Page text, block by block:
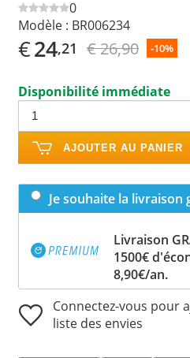
0
Modèle : BR006234
€24,21 € 26,90 -10%
Disponibilité immédiate
AJOUTER AU PANIER
Je souhaite la
Livraison
1500€
8,90€/an.
Connectez-vous pour
liste des envies